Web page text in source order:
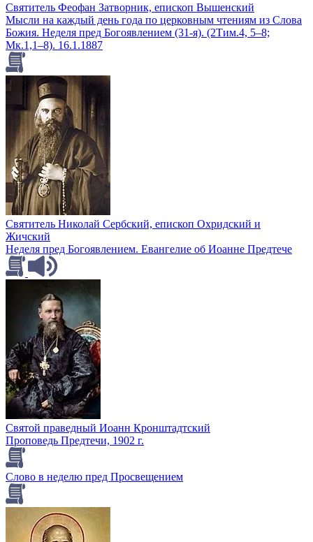
Святитель Феофан Затворник, епископ Вышенский
Мысли на каждый день года по церковным чтениям из Слова
Божия. Неделя пред Богоявлением (31-я). (2Тим.4, 5–8;
Мк.1,1–8). 16.1.1887
Святитель Николай Сербский, епископ Охридский и
Жичский
Неделя пред Богоявлением. Евангелие об Иоанне Предтече
Святой праведный Иоанн Кронштадтский
Проповедь Предтечи, 1902 г.
Слово в неделю пред Просвещением